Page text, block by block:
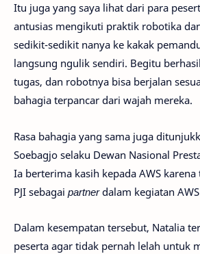
Itu juga yang saya lihat dari para
antusias mengikuti praktik robotika
sedikit-sedikit nanya ke kakak
langsung ngulik sendiri. Begitu
tugas, dan robotnya bisa berjalan
bahagia terpancar dari wajah mereka.
Rasa bahagia yang sama juga
Soebagjo selaku Dewan Nasional
Ia berterima kasih kepada AWS
PJI sebagai partnerdalam kegiatan AWS
Dalam kesempatan tersebut, Natalia
peserta agar tidak pernah lelah untuk